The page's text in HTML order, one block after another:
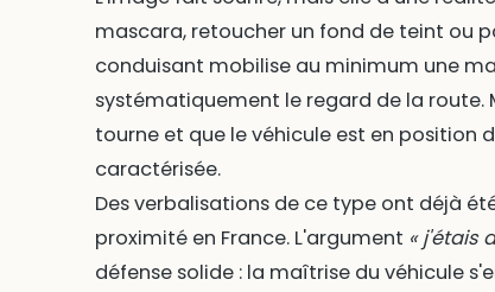
mascara, retoucher un fond de teint ou
conduisant mobilise au minimum une
systématiquement le regard de la route.
tourne et que le véhicule est en position
caractérisée.
Des verbalisations de ce type ont déjà
proximité en France. L'argument « j'étais
défense solide : la maîtrise du véhicule